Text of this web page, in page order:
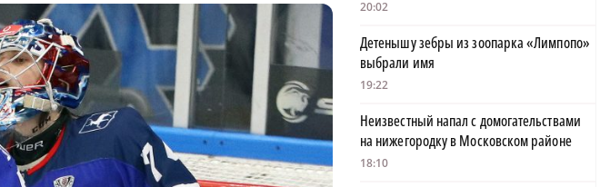
20:02
Детенышу зебры из зоопарка «Лимпопо»
выбрали имя
19:22
Неизвестный напал с домогательствами
на нижегородку в Московском районе
18:10